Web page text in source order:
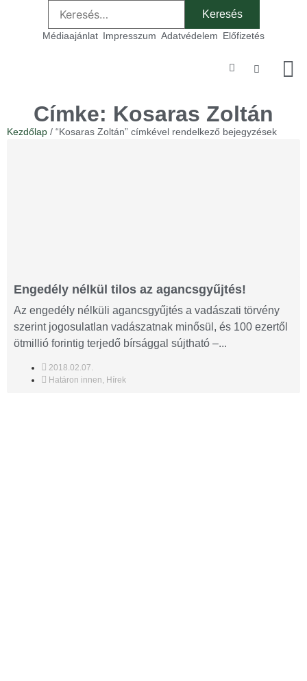
Médiaajánlat Impresszum Adatvédelem Előfizetés
Címke: Kosaras Zoltán
Kezdőlap / “Kosaras Zoltán” címkével rendelkező bejegyzések
Engedély nélkül tilos az agancsgyűjtés!
Az engedély nélküli agancsgyűjtés a vadászati törvény
szerint jogosulatlan vadászatnak minősül, és 100 ezertől
ötmillió forintig terjedő bírsággal sújtható –...
2018.02.07.
Határon innen, Hírek